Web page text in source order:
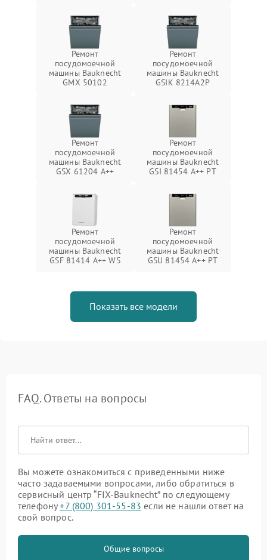
Ремонт
посудомоечной
машины Bauknecht
GMX 50102
Ремонт
посудомоечной
машины Bauknecht
GSIK 8214A2P
Ремонт
посудомоечной
машины Bauknecht
GSX 61204 A++
Ремонт
посудомоечной
машины Bauknecht
GSI 81454 A++ PT
Ремонт
посудомоечной
машины Bauknecht
GSF 81414 A++ WS
Ремонт
посудомоечной
машины Bauknecht
GSU 81454 A++ PT
Показать все модели
FAQ. Ответы на вопросы
Вы можете ознакомиться с приведенными ниже
часто задаваемыми вопросами, либо обратиться в
сервисный центр “FIX-Bauknecht” по следующему
телефону+7 (800) 301-55-83 если не нашли ответ на
свой вопрос.
Общие вопросы